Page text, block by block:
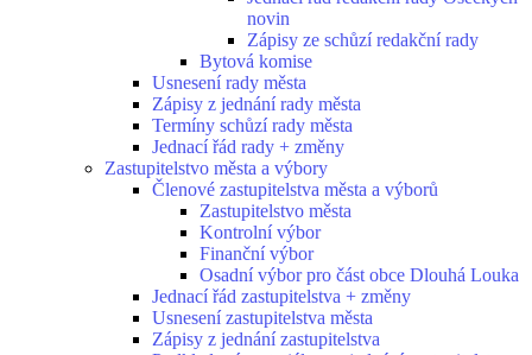
novin
Zápisy ze schůzí redakční rady
Bytová komise
Usnesení rady města
Zápisy z jednání rady města
Termíny schůzí rady města
Jednací řád rady + změny
Zastupitelstvo města a výbory
Členové zastupitelstva města a výborů
Zastupitelstvo města
Kontrolní výbor
Finanční výbor
Osadní výbor pro část obce Dlouhá Louka
Jednací řád zastupitelstva + změny
Usnesení zastupitelstva města
Zápisy z jednání zastupitelstva